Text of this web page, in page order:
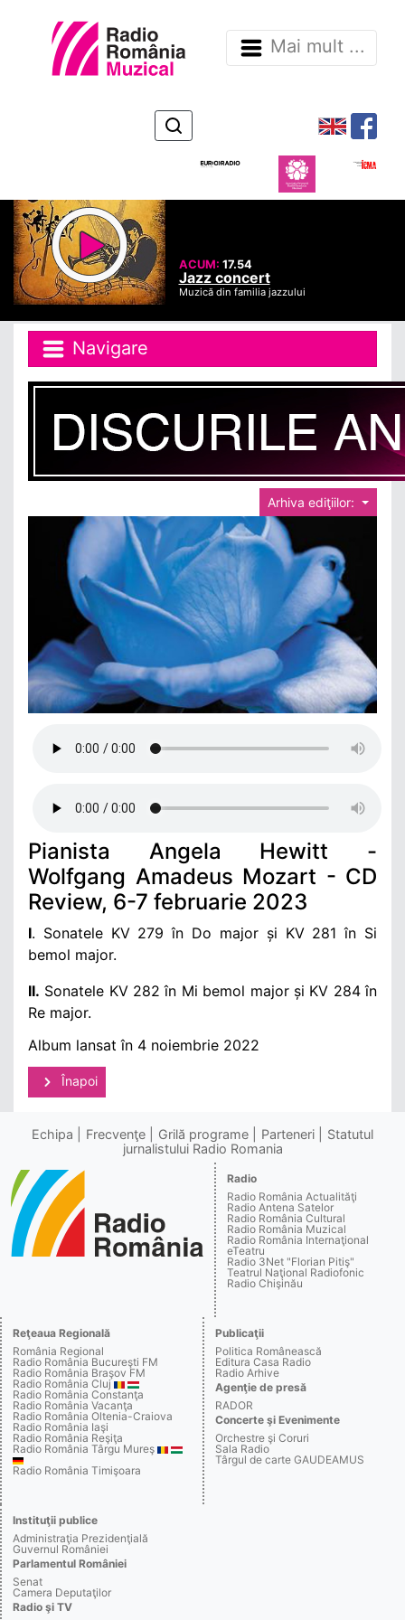
Mai mult ...
ACUM: 17.54
Jazz concert
Muzică din familia jazzului
Navigare
Arhiva ediţiilor:
Pianista Angela Hewitt -
Wolfgang Amadeus Mozart - CD
Review, 6-7 februarie 2023
I. Sonatele KV 279 în Do major și KV 281 în Si
bemol major.
II. Sonatele KV 282 în Mi bemol major și KV 284 în
Re major.
Album lansat în 4 noiembrie 2022
Înapoi
Echipa Frecvenţe Grilă programe Parteneri
Statutul
jurnalistului Radio Romania
Radio
Radio România Actualităţi
Radio Antena Satelor
Radio România Cultural
Radio România Muzical
Radio România Internaţional
eTeatru
Radio 3Net "Florian Pitiş"
Teatrul Naţional Radiofonic
Radio Chişinău
Reţeaua Regională
România Regional
Radio România Bucureşti FM
Radio România Braşov FM
Radio România Cluj
Radio România Constanţa
Radio România Vacanţa
Radio România Oltenia-Craiova
Radio România Iaşi
Radio România Reşiţa
Radio România Târgu Mureş
Radio România Timişoara
Publicaţii
Politica Românească
Editura Casa Radio
Radio Arhive
Agenţie de presă
RADOR
Concerte şi Evenimente
Orchestre şi Coruri
Sala Radio
Târgul de carte GAUDEAMUS
Instituţii publice
Administraţia Prezidenţială
Guvernul României
Parlamentul României
Senat
Camera Deputaţilor
Radio şi TV